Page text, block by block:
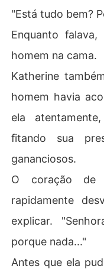
"Está tudo bem?
Enquanto
homem na cama.
Katherine
homem havia
ela
fitando sua
gananciosos.
O coração de
rapidamente
explicar.
porque nada..."
Antes que ela